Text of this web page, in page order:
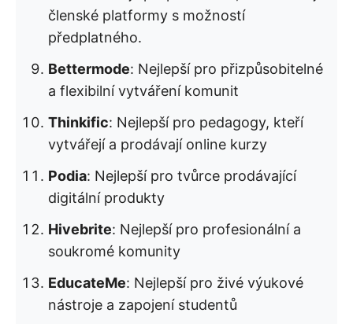
členské platformy s možností
předplatného.
Bettermode: Nejlepší pro přizpůsobitelné
a flexibilní vytváření komunit
Thinkific: Nejlepší pro pedagogy, kteří
vytvářejí a prodávají online kurzy
Podia: Nejlepší pro tvůrce prodávající
digitální produkty
Hivebrite: Nejlepší pro profesionální a
soukromé komunity
EducateMe: Nejlepší pro živé výukové
nástroje a zapojení studentů